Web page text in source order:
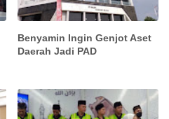
Benyamin Ingin Genjot Aset
Daerah Jadi PAD